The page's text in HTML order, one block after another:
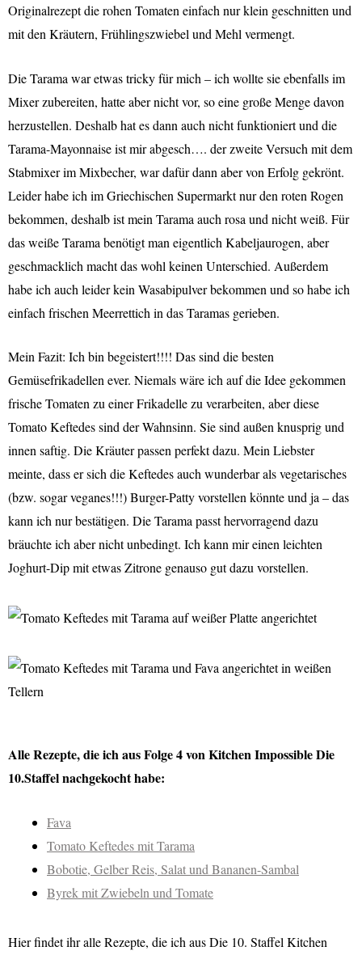
Originalrezept die rohen Tomaten einfach nur klein geschnitten und
mit den Kräutern, Frühlingszwiebel und Mehl vermengt.
Die Tarama war etwas tricky für mich – ich wollte sie ebenfalls im
Mixer zubereiten, hatte aber nicht vor, so eine große Menge davon
herzustellen. Deshalb hat es dann auch nicht funktioniert und die
Tarama-Mayonnaise ist mir abgesch…. der zweite Versuch mit dem
Stabmixer im Mixbecher, war dafür dann aber von Erfolg gekrönt.
Leider habe ich im Griechischen Supermarkt nur den roten Rogen
bekommen, deshalb ist mein Tarama auch rosa und nicht weiß. Für
das weiße Tarama benötigt man eigentlich Kabeljaurogen, aber
geschmacklich macht das wohl keinen Unterschied. Außerdem
habe ich auch leider kein Wasabipulver bekommen und so habe ich
einfach frischen Meerrettich in das Taramas gerieben.
Mein Fazit: Ich bin begeistert!!!! Das sind die besten
Gemüsefrikadellen ever. Niemals wäre ich auf die Idee gekommen
frische Tomaten zu einer Frikadelle zu verarbeiten, aber diese
Tomato Keftedes sind der Wahnsinn. Sie sind außen knusprig und
innen saftig. Die Kräuter passen perfekt dazu. Mein Liebster
meinte, dass er sich die Keftedes auch wunderbar als vegetarisches
(bzw. sogar veganes!!!) Burger-Patty vorstellen könnte und ja – das
kann ich nur bestätigen. Die Tarama passt hervorragend dazu
bräuchte ich aber nicht unbedingt. Ich kann mir einen leichten
Joghurt-Dip mit etwas Zitrone genauso gut dazu vorstellen.
Alle Rezepte, die ich aus Folge 4 von Kitchen Impossible Die
10.Staffel nachgekocht habe:
Fava
Tomato Keftedes mit Tarama
Bobotie, Gelber Reis, Salat und Bananen-Sambal
Byrek mit Zwiebeln und Tomate
Hier findet ihr alle Rezepte, die ich aus Die 10. Staffel Kitchen